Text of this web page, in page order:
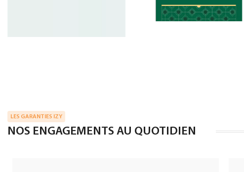
LES GARANTIES IZY
NOS ENGAGEMENTS AU QUOTIDIEN